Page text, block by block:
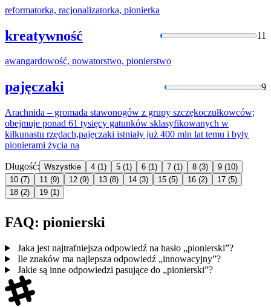
reformatorka, racjonalizatorka, pionierka
kreatywność 11
awangardowość, nowatorstwo, pionierstwo
pajęczaki 9
Arachnida – gromada stawonogów z grupy szczękoczułkowców;
obejmuje ponad 61 tysięcy gatunków sklasyfikowanych w
kilkunastu rzędach,pajęczaki istniały już 400 mln lat temu i były
pionierami życia na
Długość: Wszystkie 4 (1) 5 (1) 6 (1) 7 (1) 8 (3) 9 (10)
10 (7) 11 (9) 12 (9) 13 (8) 14 (3) 15 (5) 16 (2) 17 (5)
18 (2) 19 (1)
FAQ: pionierski
Jaka jest najtrafniejsza odpowiedź na hasło „pionierski”?
Ile znaków ma najlepsza odpowiedź „innowacyjny”?
Jakie są inne odpowiedzi pasujące do „pionierski”?